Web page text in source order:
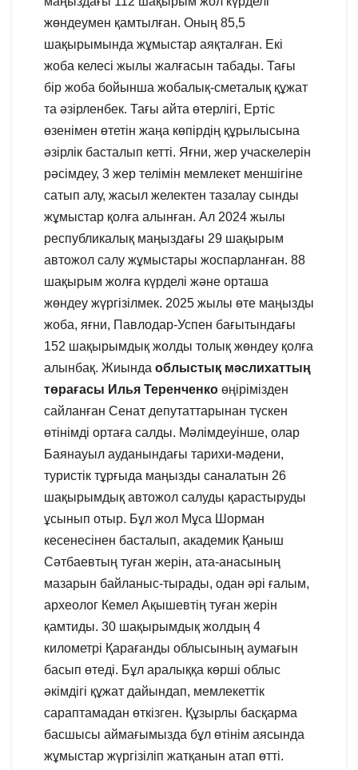
жөндеумен қамтылған. Оның 85,5
шақырымында жұмыстар аяқталған. Екі
жоба келесі жылы жалғасын табады. Тағы
бір жоба бойынша жобалық-сметалық құжат
та әзірленбек. Тағы айта өтерлігі, Ертіс
өзенімен өтетін жаңа көпірдің құрылысына
әзірлік басталып кетті. Яғни, жер учаскелерін
рәсімдеу, 3 жер телімін мемлекет меншігіне
сатып алу, жасыл желектен тазалау сынды
жұмыстар қолға алынған. Ал 2024 жылы
республикалық маңыздағы 29 шақырым
автожол салу жұмыстары жоспарланған. 88
шақырым жолға күрделі және орташа
жөндеу жүргізілмек. 2025 жылы өте маңызды
жоба, яғни, Павлодар-Успен бағытындағы
152 шақырымдық жолды толық жөндеу қолға
алынбақ. Жиында облыстық мәслихаттың
төрағасы Илья Теренченко өңірімізден
сайланған Сенат депутаттарынан түскен
өтінімді ортаға салды. Мәлімдеуінше, олар
Баянауыл ауданындағы тарихи-мәдени,
туристік тұрғыда маңызды саналатын 26
шақырымдық автожол салуды қарастыруды
ұсынып отыр. Бұл жол Мұса Шорман
кесенесінен басталып, академик Қаныш
Сәтбаевтың туған жерін, ата-анасының
мазарын байланыс-тырады, одан әрі ғалым,
археолог Кемел Ақышевтің туған жерін
қамтиды. 30 шақырымдық жолдың 4
километрі Қарағанды облысының аумағын
басып өтеді. Бұл аралыққа көрші облыс
әкімдігі құжат дайындап, мемлекеттік
сараптамадан өткізген. Құзырлы басқарма
басшысы аймағымызда бұл өтінім аясында
жұмыстар жүргізіліп жатқанын атап өтті.